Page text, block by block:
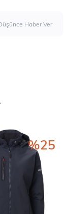
Haber Ver
%25